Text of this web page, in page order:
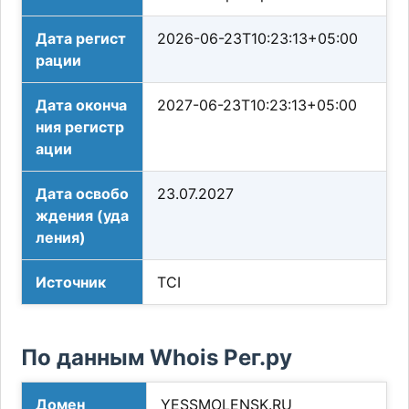
Дата регист
рации
2026-06-23T10:23:13+05:00
Дата оконча
ния регистр
ации
2027-06-23T10:23:13+05:00
Дата освобо
ждения (уда
ления)
23.07.2027
Источник TCI
По данным Whois Рег.ру
Домен YESSMOLENSK.RU